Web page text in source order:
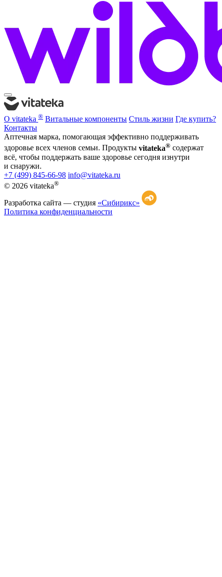
О vitateka ® Витальные компоненты Стиль жизни Где купить?
Контакты
Аптечная марка, помогающая эффективно поддерживать
здоровье всех членов семьи. Продукты vitateka® содержат
всё, чтобы поддержать ваше здоровье сегодня изнутри
и снаружи.
+7 (499) 845-66-98 info@vitateka.ru
© 2026 vitateka®
Разработка сайта — студия «Сибирикс»
Политика конфиденциальности